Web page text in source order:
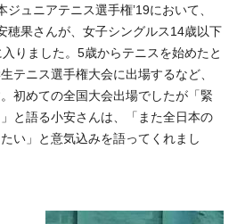
ュニアテニス選手権ʼ19において、
穂果さんが、女子シングルス14歳以下
りました。5歳からテニスを始めたと
テニス選手権大会に出場するなど、
初めての全国大会出場でしたが「緊
と語る小安さんは、「また全日本の
い」と意気込みを語ってくれまし